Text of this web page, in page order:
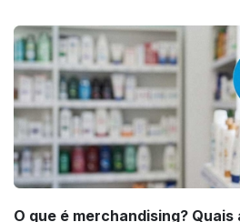
O que é merchandising?